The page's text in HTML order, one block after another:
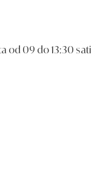
od 09 do 13:30 sati